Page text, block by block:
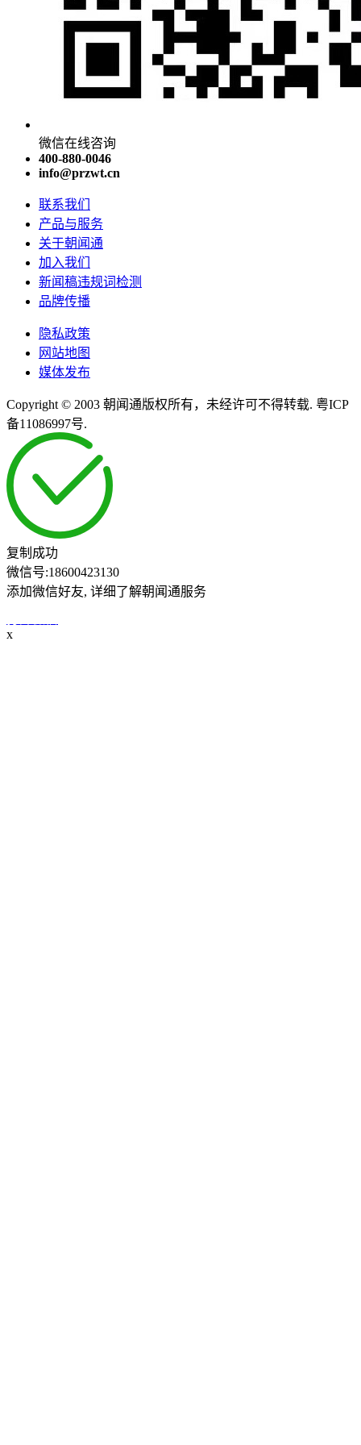
微信在线咨询
400-880-0046
info@przwt.cn
联系我们
产品与服务
关于朝闻通
加入我们
新闻稿违规词检测
品牌传播
隐私政策
网站地图
媒体发布
Copyright © 2003 朝闻通版权所有，未经许可不得转载. 粤ICP
备11086997号.
复制成功
微信号:18600423130
添加微信好友, 详细了解朝闻通服务
x